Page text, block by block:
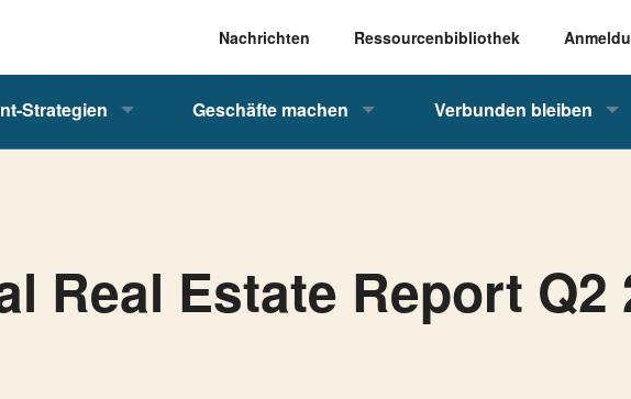
Nachrichten Ressourcenbibliothek
Strategien Geschäfte machen Verbunden bleiben
Real Estate Report Q2